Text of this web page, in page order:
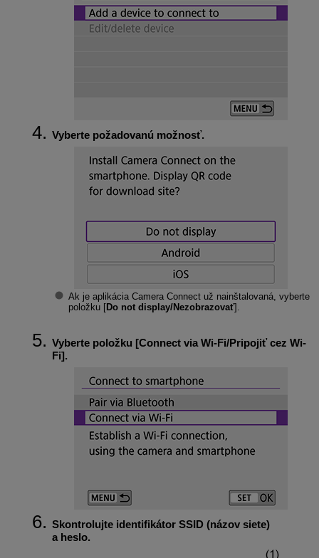
Vyberte požadovanú možnosť.
Ak je aplikácia Camera Connect už nainštalovaná, vyberte
položku [Do not display/Nezobrazovať].
Vyberte položku [Connect via Wi-Fi/Pripojiť cez Wi-
Fi].
Skontrolujte identifikátor SSID (názov siete)
a heslo.